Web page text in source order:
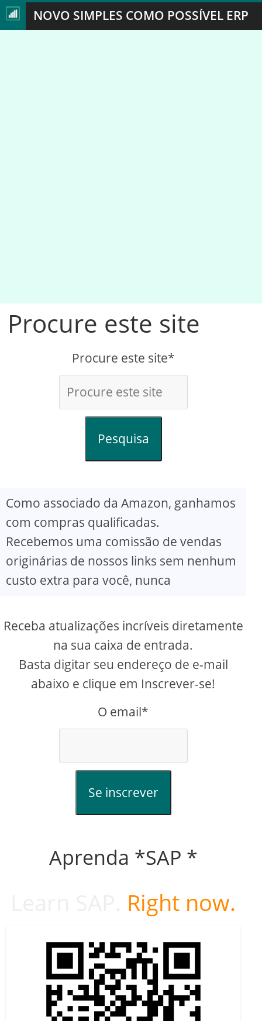
NOVO SIMPLES COMO POSSÍVEL ERP
Procure este site
Procure este site*
Pesquisa
Como associado da Amazon, ganhamos
com compras qualificadas.
Recebemos uma comissão de vendas
originárias de nossos links sem nenhum
custo extra para você, nunca
Receba atualizações incríveis diretamente
na sua caixa de entrada.
Basta digitar seu endereço de e-mail
abaixo e clique em Inscrever-se!
O email*
Se inscrever
Aprenda *SAP *
Right now.